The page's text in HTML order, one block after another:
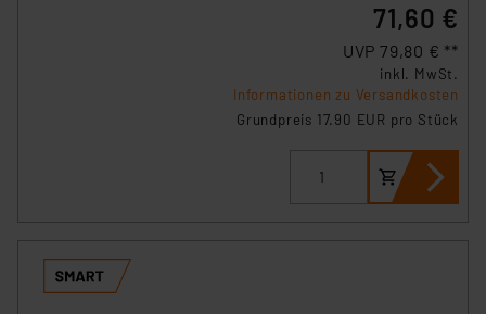
71,60 €
UVP 79,80 € **
inkl. MwSt.
Informationen zu Versandkosten
Grundpreis 17.90 EUR pro Stück